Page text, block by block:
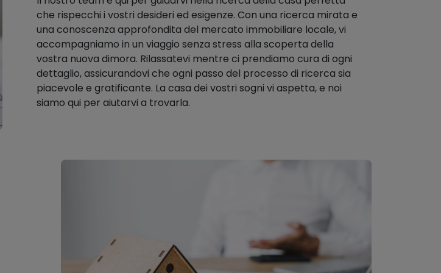
che rispecchi i vostri desideri ed esigenze. Con una ricerca mirata e
una conoscenza approfondita del mercato immobiliare locale, vi
accompagniamo in un viaggio senza stress alla scoperta della
vostra nuova dimora. Rilassatevi mentre ci prendiamo cura di ogni
dettaglio, assicurandovi che ogni passo del processo di ricerca sia
piacevole e gratificante. La casa dei vostri sogni vi aspetta, e noi
siamo qui per aiutarvi a trovarla.